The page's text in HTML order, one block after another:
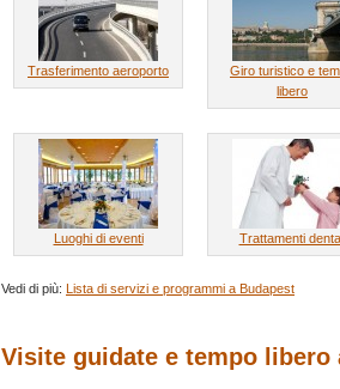
Trasferimento aeroporto
Giro turistico e
libero
Luoghi di eventi Trattamenti
Vedi di più: Lista di servizi e programmi a Budapest
Visite guidate e tempo libero